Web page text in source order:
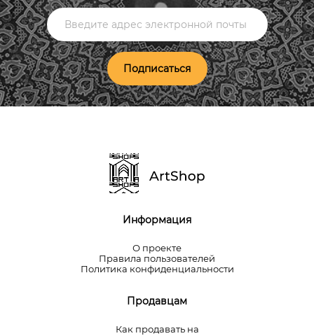
Подписаться
Информация
О проекте
Правила пользователей
Политика конфиденциальности
Продавцам
Как продавать на